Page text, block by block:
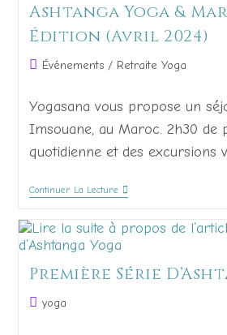
Ashtanga Yoga &
Édition (avril 2024)
Événements / Retraite Yoga
Yogasana vous propose un
Imsouane, au Maroc. 2h30 de
quotidienne et des excursions
Continuer La Lecture
Première Série
yoga